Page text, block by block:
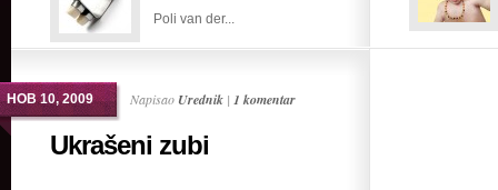
Poli van der...
НОВ 10, 2009 Napisao Urednik | 1 komentar
Ukrašeni zubi